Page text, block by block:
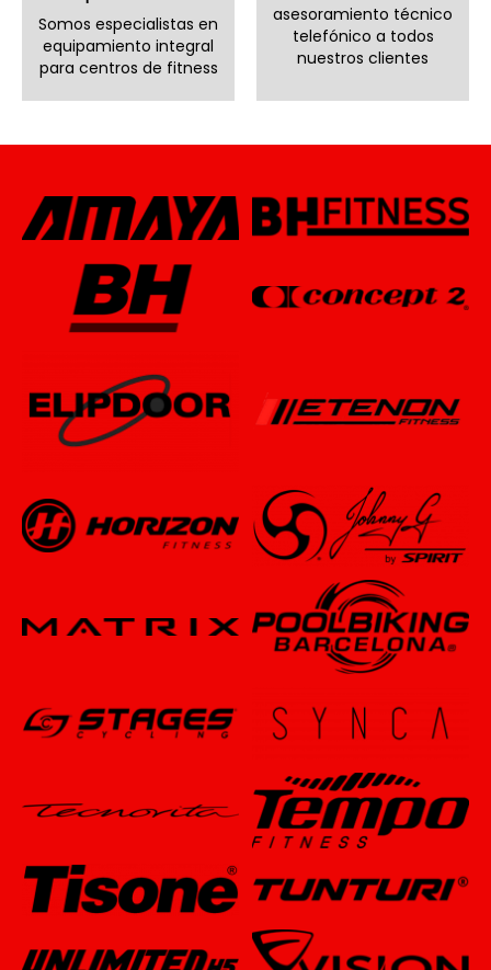
Somos especialistas en
equipamiento integral
para centros de fitness
asesoramiento técnico
telefónico a todos
nuestros clientes